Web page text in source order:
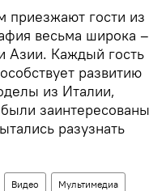
приезжают гости из
весьма широка –
Азии. Каждый гость
развитию
из Италии,
заинтересованы
разузнать
Видео Мультимедиа